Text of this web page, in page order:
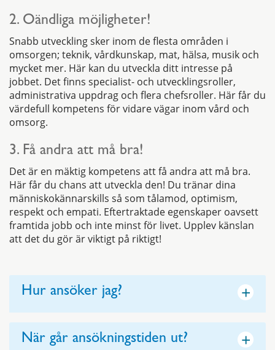
2. Oändliga möjligheter!
Snabb utveckling sker inom de flesta områden i
omsorgen; teknik, vårdkunskap, mat, hälsa, musik och
mycket mer. Här kan du utveckla ditt intresse på
jobbet. Det finns specialist- och utvecklingsroller,
administrativa uppdrag och flera chefsroller. Här får du
värdefull kompetens för vidare vägar inom vård och
omsorg.
3. Få andra att må bra!
Det är en mäktig kompetens att få andra att må bra.
Här får du chans att utveckla den! Du tränar dina
människokännarskills så som tålamod, optimism,
respekt och empati. Eftertraktade egenskaper oavsett
framtida jobb och inte minst för livet. Upplev känslan
att det du gör är viktigt på riktigt!
Hur ansöker jag? +
När går ansökningstiden ut? +